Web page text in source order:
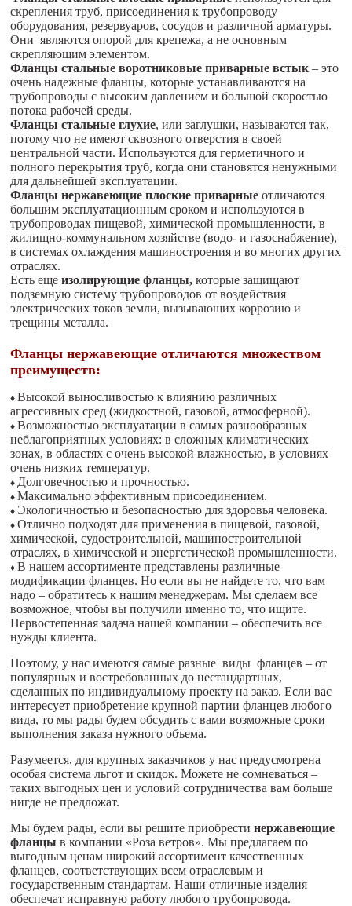
скрепления труб, присоединения к трубопроводу
оборудования, резервуаров, сосудов и различной арматуры.
Они являются опорой для крепежа, а не основным
скрепляющим элементом.
Фланцы стальные воротниковые приварные встык – это
очень надежные фланцы, которые устанавливаются на
трубопроводы с высоким давлением и большой скоростью
потока рабочей среды.
Фланцы стальные глухие, или заглушки, называются так,
потому что не имеют сквозного отверстия в своей
центральной части. Используются для герметичного и
полного перекрытия труб, когда они становятся ненужными
для дальнейшей эксплуатации.
Фланцы нержавеющие плоские приварные отличаются
большим эксплуатационным сроком и используются в
трубопроводах пищевой, химической промышленности, в
жилищно-коммунальном хозяйстве (водо- и газоснабжение),
в системах охлаждения машиностроения и во многих других
отраслях.
Есть еще изолирующие фланцы, которые защищают
подземную систему трубопроводов от воздействия
электрических токов земли, вызывающих коррозию и
трещины металла.
Фланцы нержавеющие отличаются множеством
преимуществ:
♦ Высокой выносливостью к влиянию различных
агрессивных сред (жидкостной, газовой, атмосферной).
♦ Возможностью эксплуатации в самых разнообразных
неблагоприятных условиях: в сложных климатических
зонах, в областях с очень высокой влажностью, в условиях
очень низких температур.
♦ Долговечностью и прочностью.
♦ Максимально эффективным присоединением.
♦ Экологичностью и безопасностью для здоровья человека.
♦ Отлично подходят для применения в пищевой, газовой,
химической, судостроительной, машиностроительной
отраслях, в химической и энергетической промышленности.
♦ В нашем ассортименте представлены различные
модификации фланцев. Но если вы не найдете то, что вам
надо – обратитесь к нашим менеджерам. Мы сделаем все
возможное, чтобы вы получили именно то, что ищите.
Первостепенная задача нашей компании – обеспечить все
нужды клиента.
Поэтому, у нас имеются самые разные виды фланцев – от
популярных и востребованных до нестандартных,
сделанных по индивидуальному проекту на заказ. Если вас
интересует приобретение крупной партии фланцев любого
вида, то мы рады будем обсудить с вами возможные сроки
выполнения заказа нужного объема.
Разумеется, для крупных заказчиков у нас предусмотрена
особая система льгот и скидок. Можете не сомневаться –
таких выгодных цен и условий сотрудничества вам больше
нигде не предложат.
Мы будем рады, если вы решите приобрести нержавеющие
фланцы в компании «Роза ветров». Мы предлагаем по
выгодным ценам широкий ассортимент качественных
фланцев, соответствующих всем отраслевым и
государственным стандартам. Наши отличные изделия
обеспечат исправную работу любого трубопровода.